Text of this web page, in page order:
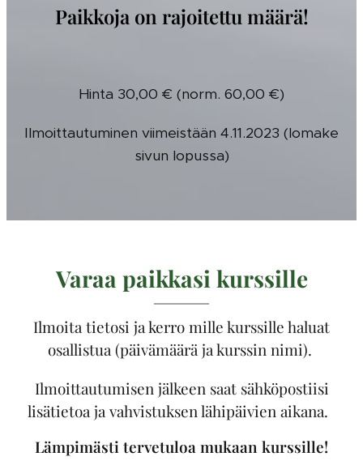
Paikkoja on rajoitettu määrä!
Hinta 30,00 € (norm. 60,00 €)
Ilmoittautuminen viimeistään 4.11.2023 (lomake
sivun lopussa)
Varaa paikkasi kurssille
Ilmoita tietosi ja kerro mille kurssille haluat
osallistua (päivämäärä ja kurssin nimi).
Ilmoittautumisen jälkeen saat sähköpostiisi
lisätietoa ja vahvistuksen lähipäivien aikana.
Lämpimästi tervetuloa mukaan kurssille!